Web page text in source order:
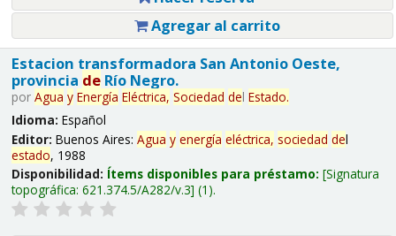
Agregar al carrito
Estacion transformadora San Antonio Oeste,
provincia deRío Negro.
por Agua y Energía Eléctrica, Sociedad del Estado.
Idioma: Español
Editor: Buenos Aires: Agua y energía eléctrica, sociedad del
estado, 1988
Disponibilidad: Ítems disponibles para préstamo: Signatura
topográfica: 621.374.5/A282/v.3 (1).